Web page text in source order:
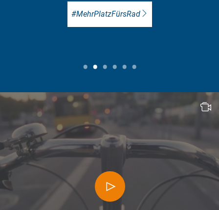
#MehrPlatzFürsRad